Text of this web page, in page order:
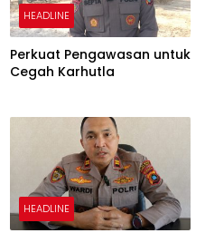
HEADLINE
Perkuat Pengawasan untuk
Cegah Karhutla
HEADLINE